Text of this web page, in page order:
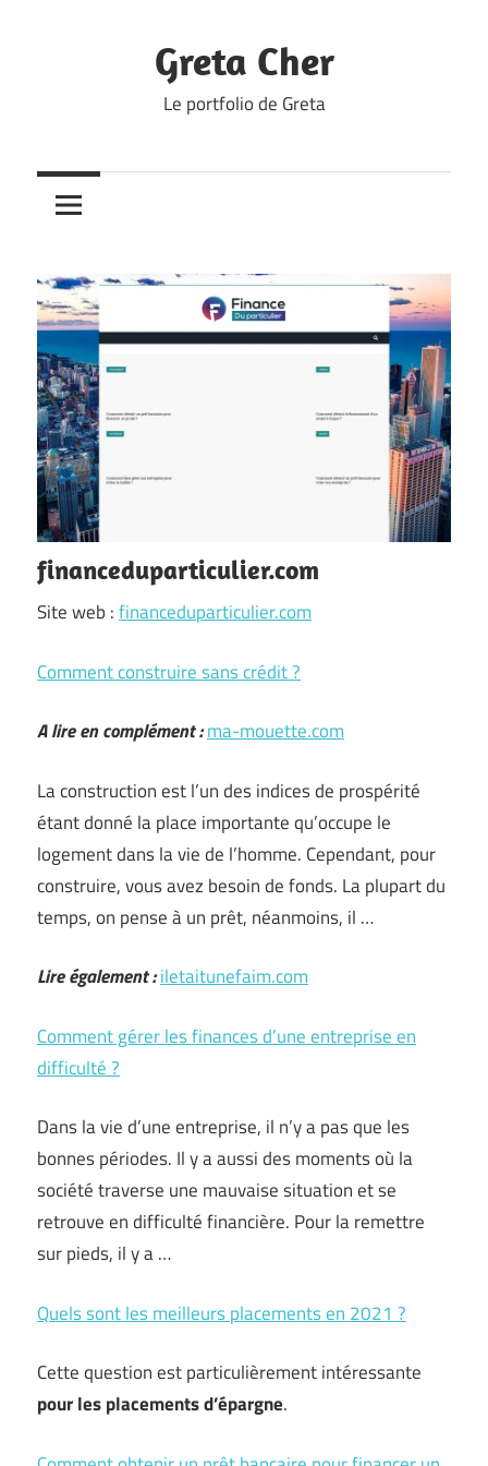
Greta Cher
Le portfolio de Greta
financeduparticulier.com
Site web :financeduparticulier.com
Comment construire sans crédit ?
A lire en complément :ma-mouette.com
La construction est l’un des indices de prospérité
étant donné la place importante qu’occupe le
logement dans la vie de l’homme. Cependant, pour
construire, vous avez besoin de fonds. La plupart du
temps, on pense à un prêt, néanmoins, il …
Lire également :iletaitunefaim.com
Comment gérer les finances d’une entreprise en
difficulté ?
Dans la vie d’une entreprise, il n’y a pas que les
bonnes périodes. Il y a aussi des moments où la
société traverse une mauvaise situation et se
retrouve en difficulté financière. Pour la remettre
sur pieds, il y a …
Quels sont les meilleurs placements en 2021 ?
Cette question est particulièrement intéressante
pour les placements d’épargne.